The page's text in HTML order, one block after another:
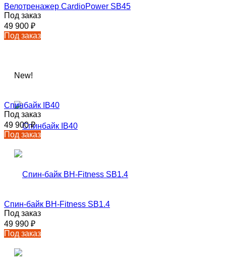
Велотренажер СardioPower SB45
Под заказ
49 900 ₽
Под заказ
New!
Спинбайк IB40
Под заказ
49 900₽
Под заказ
Спин-байк BH-Fitness SB1.4
Под заказ
49 990 ₽
Под заказ